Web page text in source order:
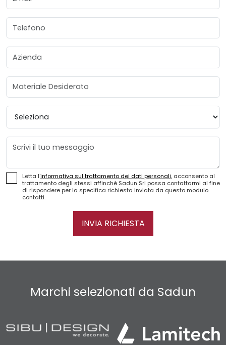
Telefono
Azienda
Materiale Desiderato
Provincia
Messaggio
Letta l'informativa sul trattamento dei dati personali, acconsento al
trattamento degli stessi affinché Sadun Srl possa contattarmi al fine
di rispondere per la specifica richiesta inviata da questo modulo
contatti.
INVIA RICHIESTA
Marchi selezionati da Sadun